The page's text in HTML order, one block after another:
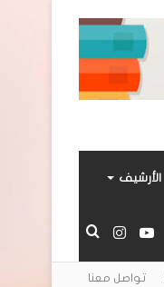
الأرشيف
بحث
انستقراميوتيوبتويتر
تواصل معنا